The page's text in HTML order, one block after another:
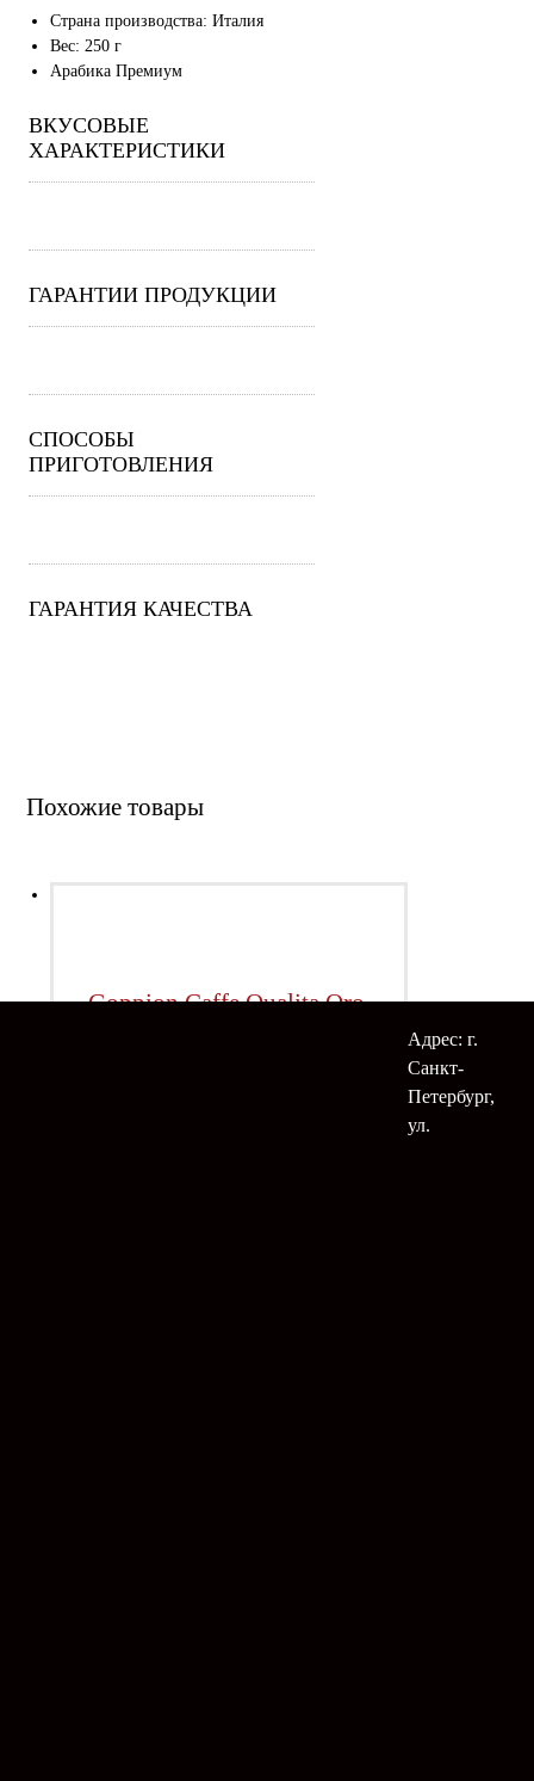
Страна производства: Италия
Вес: 250 г
Арабика Премиум
ВКУСОВЫЕ
ХАРАКТЕРИСТИКИ
ГАРАНТИИ ПРОДУКЦИИ
СПОСОБЫ
ПРИГОТОВЛЕНИЯ
ГАРАНТИЯ КАЧЕСТВА
Похожие товары
Goppion Caffe Qualita Oro,
Адрес: г.
Санкт-
Петербург,
ул.